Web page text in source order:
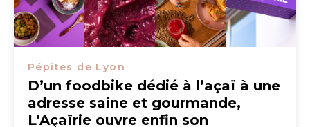
Pépites de Lyon
D’un foodbike dédié à l’açaï à une
adresse saine et gourmande,
L’Açaïrie ouvre enfin son